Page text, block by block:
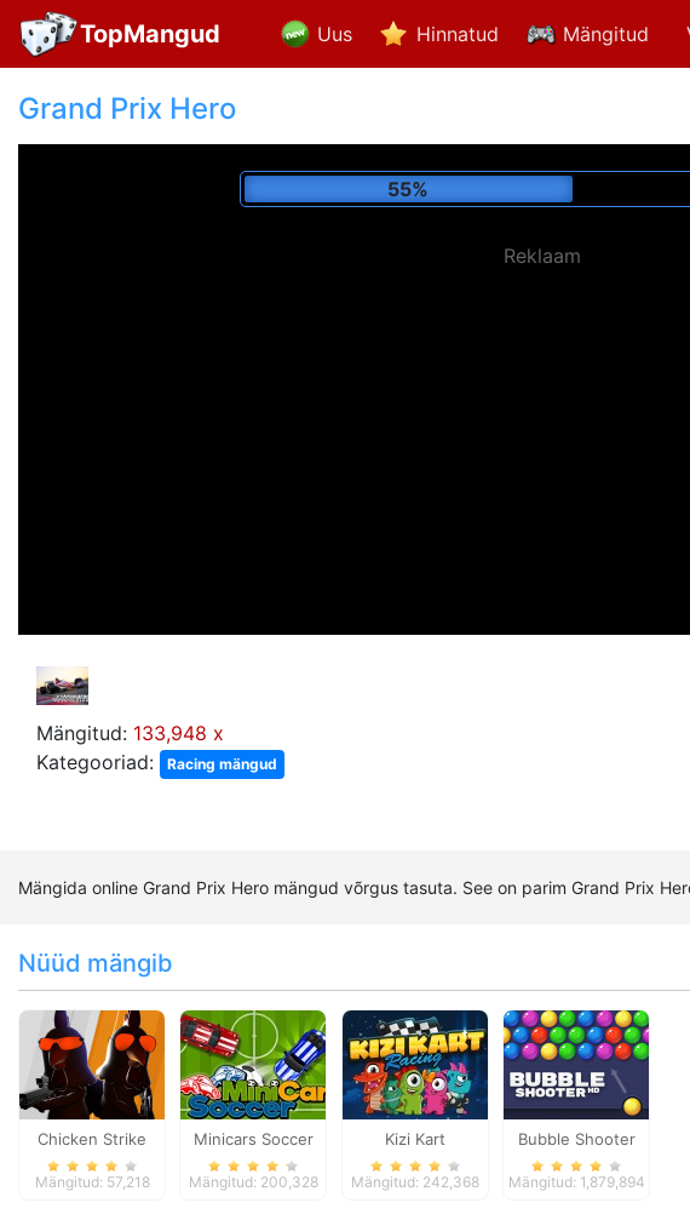
TopMangud Uus Hinnatud Mängitud
Grand Prix Hero
65%
Reklaam
Mängitud: 133,948 x
Kategooriad:
Racing mängud
Mängida online Grand Prix Hero mängud võrgus tasuta. See on parim Grand Prix
Nüüd mängib
Chicken Strike
Mängitud: 57,218
Minicars Soccer
Mängitud: 200,328
Kizi Kart
Mängitud: 242,368
Bubble Shooter
Mängitud: 1,879,894